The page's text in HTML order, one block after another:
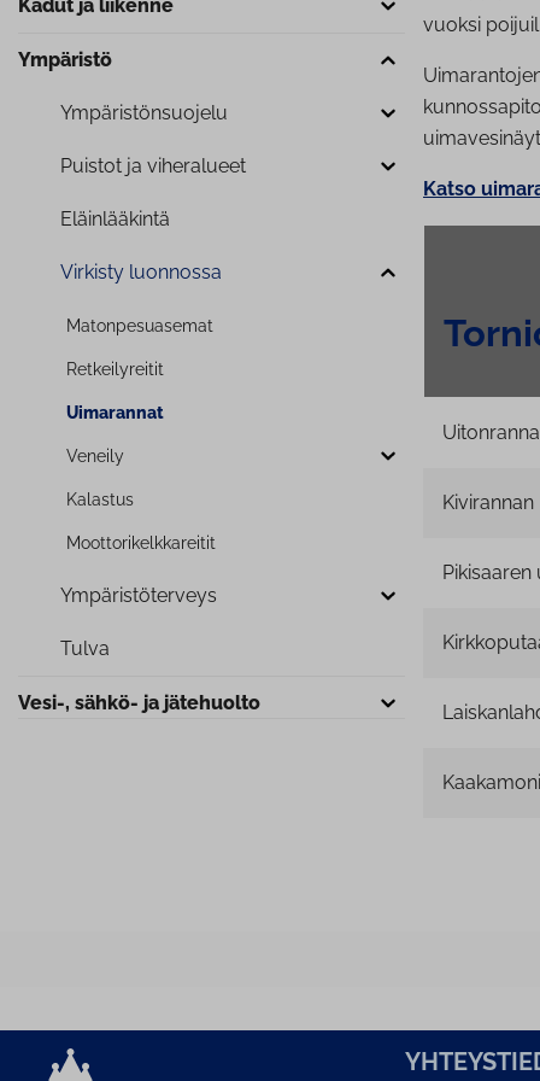
Kadut ja liikenne
Ympäristö
Ym­pä­ris­tön­suo­je­lu
Puistot ja viheralueet
Eläin­lää­kin­tä
Virkisty luonnossa
Ma­ton­pe­sua­se­mat
Ret­kei­ly­rei­tit
Uimarannat
Veneily
Kalastus
Moot­to­ri­kelk­ka­rei­tit
Ym­pä­ris­tö­ter­veys
Tulva
Vesi-, sähkö- ja jätehuolto
vuoksi
Katso
Pikisaaren